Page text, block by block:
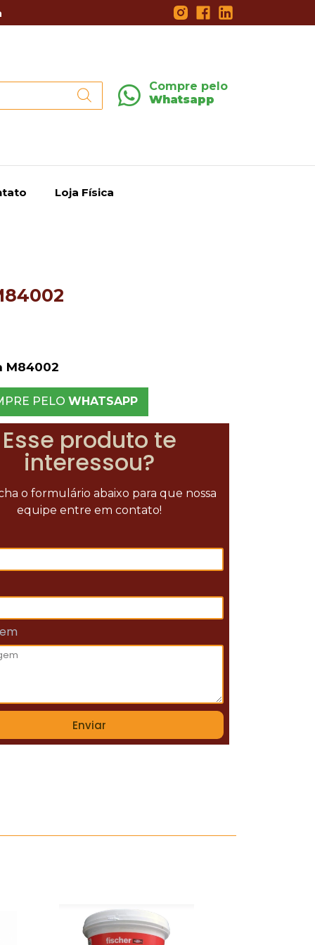
Compre pelo
Whatsapp
Loja Física
M84002
PELO WHATSAPP
Esse produto te
interessou?
o formulário abaixo para que nossa
equipe entre em contato!
Enviar